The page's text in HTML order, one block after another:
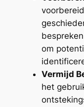
om
Vermijd
het